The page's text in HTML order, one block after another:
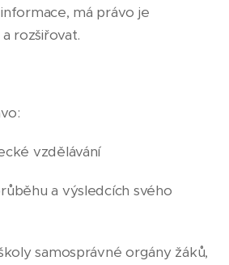
má právo je
rozšiřovat.
vzdělávání
a výsledcích svého
samosprávné orgány žáků,